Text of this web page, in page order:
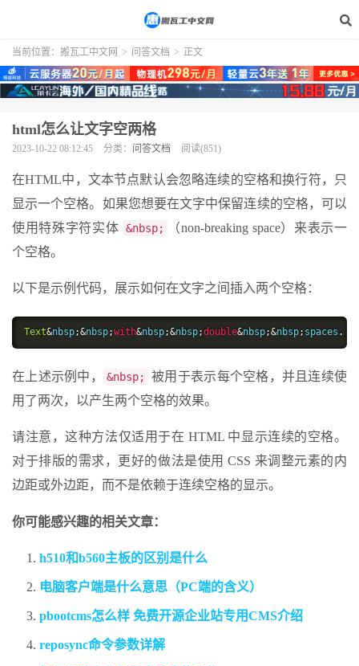
当前位置： 搬瓦工中文网 > 问答文档 > 正文
html怎么让文字空两格
2023-10-22 08:12:45 分类： 问答文档 阅读(851)
在HTML中，文本节点默认会忽略连续的空格和换行符，只
显示一个空格。如果您想要在文字中保留连续的空格，可以
使用特殊字符实体 &nbsp;
（non-breaking space）来表示一
个空格。
以下是示例代码，展示如何在文字之间插入两个空格：
Text&nbsp;&nbsp;with&nbsp;&nbsp;double&nbsp;&nbsp; spaces .
在上述示例中， &nbsp;
被用于表示每个空格，并且连续使
用了两次，以产生两个空格的效果。
请注意，这种方法仅适用于在 HTML 中显示连续的空格。
对于排版的需求，更好的做法是使用 CSS 来调整元素的内
边距或外边距，而不是依赖于连续空格的显示。
你可能感兴趣的相关文章：
h510和b560主板的区别是什么
电脑客户端是什么意思（PC端的含义）
pbootcms怎么样 免费开源企业站专用CMS介绍
reposync命令参数详解